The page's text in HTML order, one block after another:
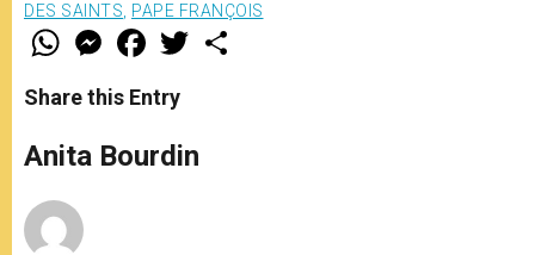
DES SAINTS, PAPE FRANÇOIS
W
t
s
p
p
M
e
s
e
g
e
F
a
e
b
o
k
w
r
Share this Entry
Anita Bourdin